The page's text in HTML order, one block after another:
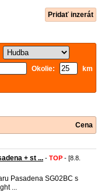
Pridať inzerát
Okolie:
km
Cena
+ st ... - TOP - [8.8.
Pasadena SG02BC s
...